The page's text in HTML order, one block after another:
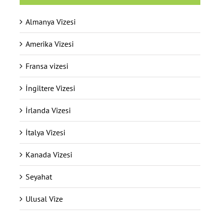
Almanya Vizesi
Amerika Vizesi
Fransa vizesi
İngiltere Vizesi
İrlanda Vizesi
İtalya Vizesi
Kanada Vizesi
Seyahat
Ulusal Vize